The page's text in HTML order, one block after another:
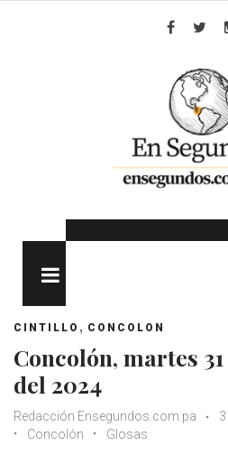
CINTILLO , CONCOLON
Concolón, martes
del 2024
Redacción Ensegundos.com.pa
Concolón
Glosas